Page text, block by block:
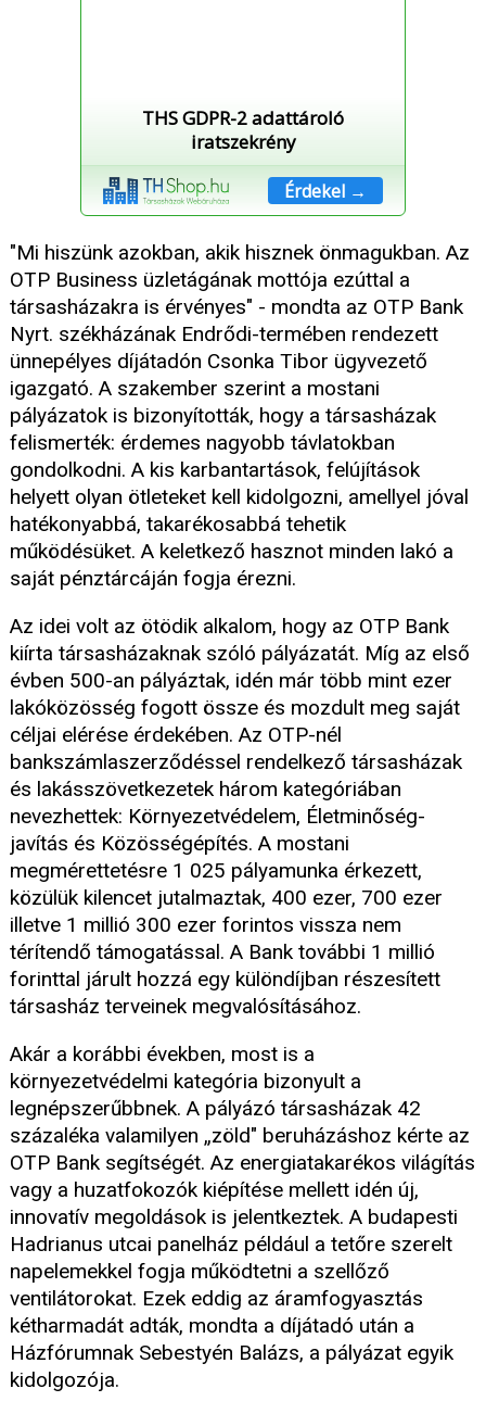
THS GDPR-2 adattároló
iratszekrény
Érdekel →
"Mi hiszünk azokban, akik hisznek önmagukban. Az
OTP Business üzletágának mottója ezúttal a
társasházakra is érvényes" - mondta az OTP Bank
Nyrt. székházának Endrődi-termében rendezett
ünnepélyes díjátadón Csonka Tibor ügyvezető
igazgató. A szakember szerint a mostani
pályázatok is bizonyították, hogy a társasházak
felismerték: érdemes nagyobb távlatokban
gondolkodni. A kis karbantartások, felújítások
helyett olyan ötleteket kell kidolgozni, amellyel jóval
hatékonyabbá, takarékosabbá tehetik
működésüket. A keletkező hasznot minden lakó a
saját pénztárcáján fogja érezni.
Az idei volt az ötödik alkalom, hogy az OTP Bank
kiírta társasházaknak szóló pályázatát. Míg az első
évben 500-an pályáztak, idén már több mint ezer
lakóközösség fogott össze és mozdult meg saját
céljai elérése érdekében. Az OTP-nél
bankszámlaszerződéssel rendelkező társasházak
és lakásszövetkezetek három kategóriában
nevezhettek: Környezetvédelem, Életminőség-
javítás és Közösségépítés. A mostani
megmérettetésre 1 025 pályamunka érkezett,
közülük kilencet jutalmaztak, 400 ezer, 700 ezer
illetve 1 millió 300 ezer forintos vissza nem
térítendő támogatással. A Bank további 1 millió
forinttal járult hozzá egy különdíjban részesített
társasház terveinek megvalósításához.
Akár a korábbi években, most is a
környezetvédelmi kategória bizonyult a
legnépszerűbbnek. A pályázó társasházak 42
százaléka valamilyen „zöld" beruházáshoz kérte az
OTP Bank segítségét. Az energiatakarékos világítás
vagy a huzatfokozók kiépítése mellett idén új,
innovatív megoldások is jelentkeztek. A budapesti
Hadrianus utcai panelház például a tetőre szerelt
napelemekkel fogja működtetni a szellőző
ventilátorokat. Ezek eddig az áramfogyasztás
kétharmadát adták, mondta a díjátadó után a
Házfórumnak Sebestyén Balázs, a pályázat egyik
kidolgozója.